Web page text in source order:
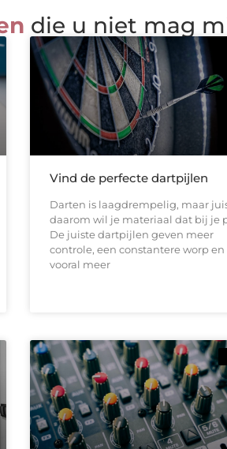
die u niet mag
Vind de perfecte dartpijlen
Darten is laagdrempelig, maar
daarom wil je materiaal dat bij je
De juiste dartpijlen geven meer
controle, een constantere worp en
vooral meer